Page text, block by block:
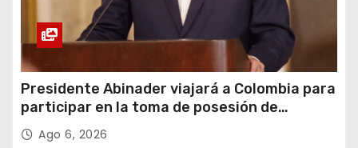
Presidente Abinader viajará a Colombia para
participar en la toma de posesión de
Abelardo de la Espriella
Ago 6, 2026